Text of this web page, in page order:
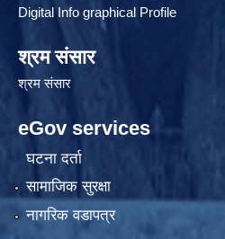
Digital Info graphical Profile
श्रम संसार
श्रम संसार
eGov services
घटना दर्ता
सामाजिक सुरक्षा
नागरिक वडापत्र